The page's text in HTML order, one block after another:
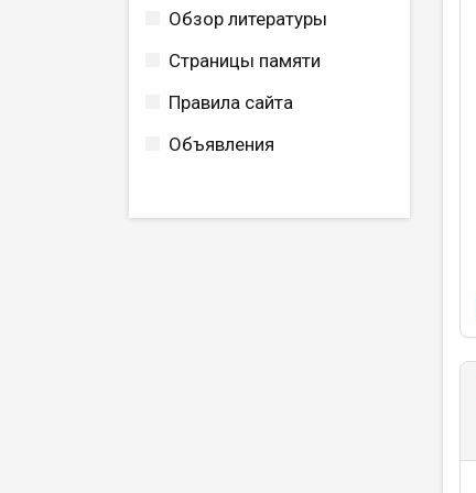
Обзор литературы
Страницы памяти
Правила сайта
Объявления